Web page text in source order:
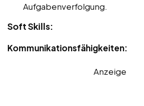
Aufgabenverfolgung.
Soft Skills:
Kommunikationsfähigkeiten:
Anzeige